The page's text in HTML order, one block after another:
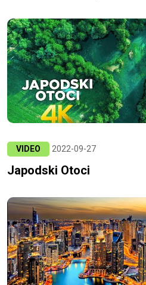
VIDEO 2022-09-27
Japodski Otoci